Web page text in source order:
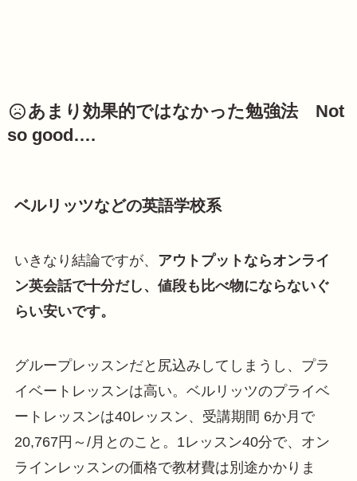
あまり効果的ではなかった勉強法 Not
so good….
ベルリッツなどの英語学校系
いきなり結論ですが、 アウトプットならオンライ
ン英会話で十分だし、値段も比べ物にならないぐ
らい安いです。
グループレッスンだと尻込みしてしまうし、プラ
イベートレッスンは高い。ベルリッツのプライベ
ートレッスンは40レッスン、受講期間 6か月で
20,767円～/月とのこと。1レッスン40分で、オン
ラインレッスンの価格で教材費は別途かかりま